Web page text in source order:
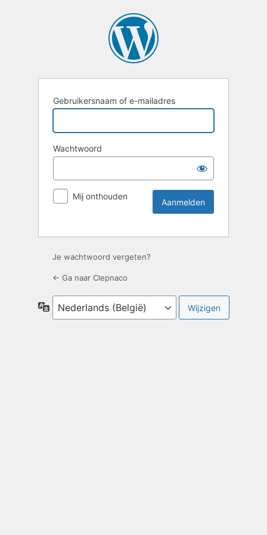
Gebruikersnaam of e-mailadres
Wachtwoord
Mij onthouden
Je wachtwoord vergeten?
← Ga naar Clepnaco
Taal